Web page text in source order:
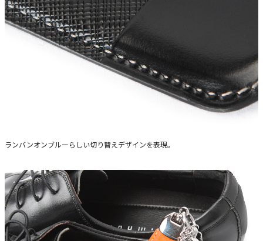
ランバンオンブルーらしい切り替えデザインを表現。